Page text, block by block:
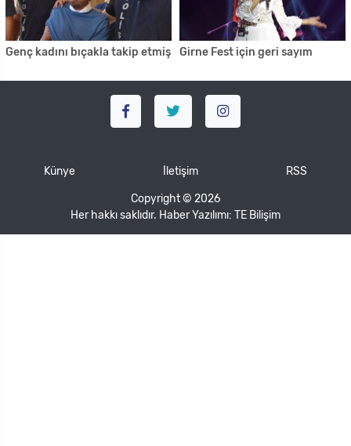
Genç kadını bıçakla takip etmiş Girne Fest için geri sayım
Künye İletişim RSS
Copyright © 2026
Her hakkı saklıdır. Haber Yazılımı: TE Bilişim